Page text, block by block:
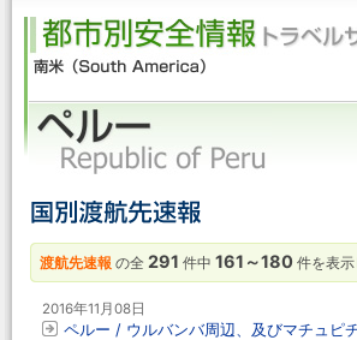
渡航先速報 の全 291 件中 161～180 件を表示
2016年11月08日
ペルー / ウルバンバ周辺、及びマチュピ